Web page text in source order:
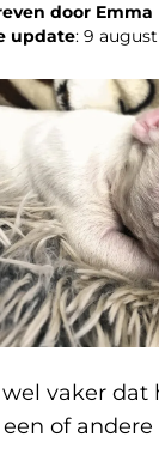
door Emma
update: 9
vaker dat
of andere